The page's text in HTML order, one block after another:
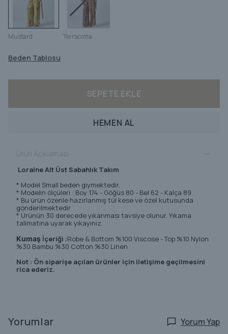
Mustard Terracotta
Beden Tablosu
SEPETE EKLE
HEMEN AL
Loraine Alt Üst Sabahlık Takım
* Model Small beden giymektedir.
* Modelin ölçüleri : Boy 174 - Göğüs 80 - Bel 62 - Kalça 89
* Bu ürün özenle hazırlanmış tül kese ve özel kutusunda
gönderilmektedir
* Ürünün 30 derecede yıkanması tavsiye olunur. Yıkama
talimatına uyarak yıkayınız.
Kumaş İçeriği :Robe & Bottom %100 Viscose - Top %10 Nylon
%30 Bambu %30 Cotton %30 Linen
Not : Ön siparişe açılan ürünler için iletişime geçilmesini
rica ederiz.
Yorumlar Yorum Yap